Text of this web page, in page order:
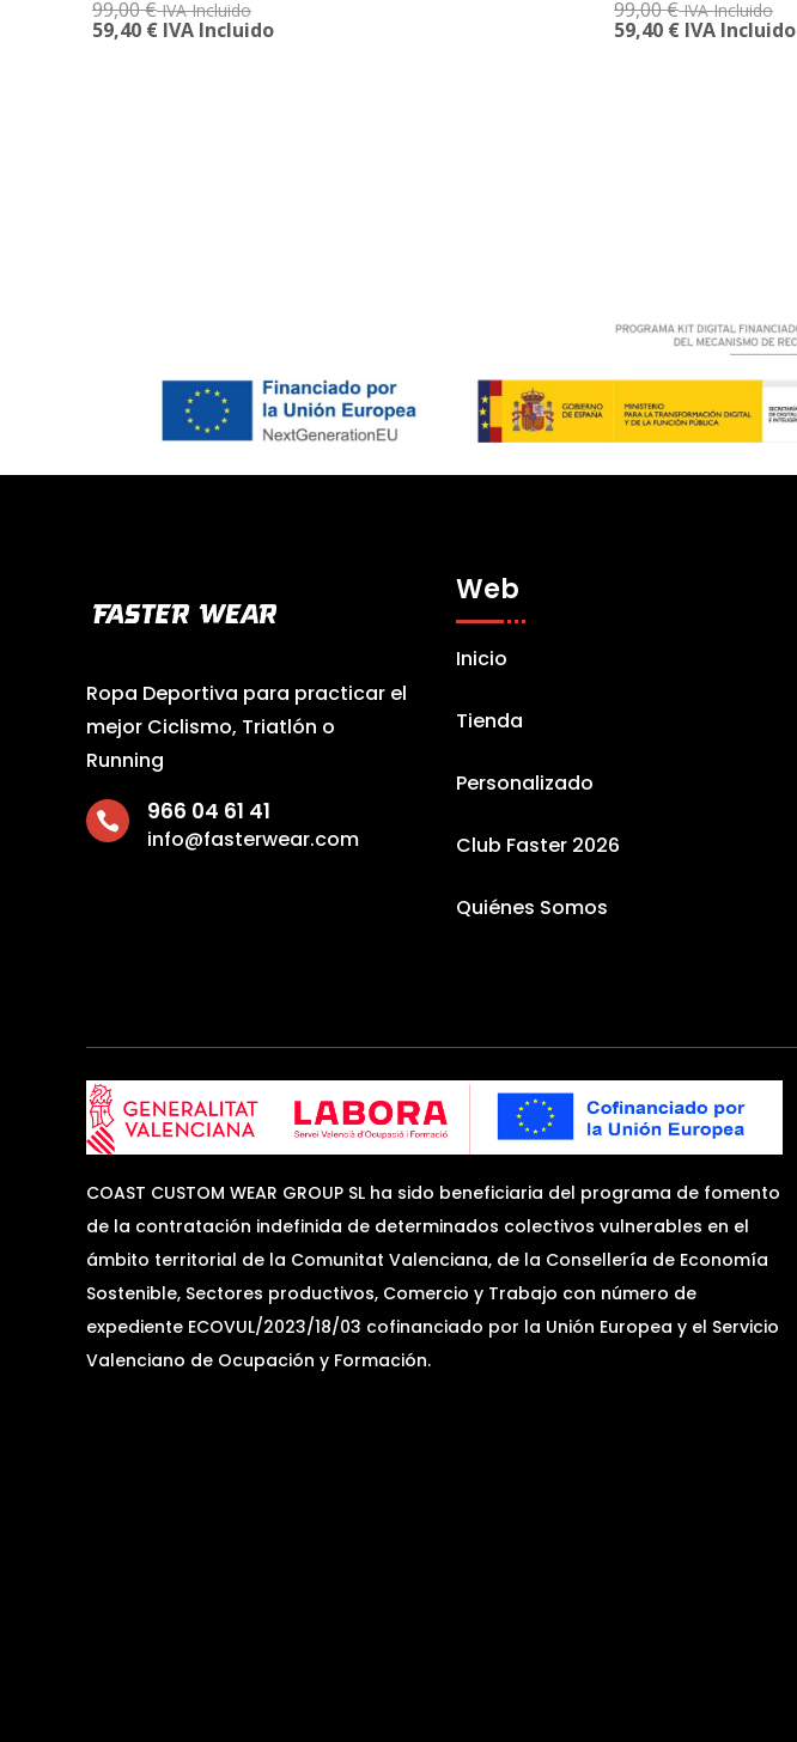
99,00€ IVA Incluido
59,40 € IVA Incluido
99,00€ IVA Incluido
59,40 € IVA Incluido
Ropa Deportiva para practicar el
mejor Ciclismo, Triatlón o
Running
 966 04 61 41
info@fasterwear.com
Web
Inicio
Tienda
Personalizado
Club Faster 2026
Quiénes Somos
COAST CUSTOM WEAR GROUP SL ha sido beneficiaria del programa de fomento
de la contratación indefinida de determinados colectivos vulnerables en el
ámbito territorial de la Comunitat Valenciana, de la Consellería de Economía
Sostenible, Sectores productivos, Comercio y Trabajo con número de
expediente ECOVUL/2023/18/03 cofinanciado por la Unión Europea y el Servicio
Valenciano de Ocupación y Formación.